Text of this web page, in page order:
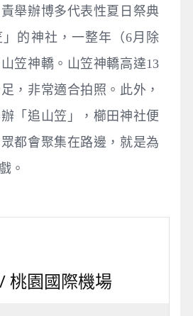
舉辦博多代表性夏日祭典
」的神社，一整年（6月除
笠神轎。山笠神轎高達13
，非常適合拍照。此外，
「追山笠」，櫛田神社便
都會聚集在路邊，就是為
。
桃園國際機場